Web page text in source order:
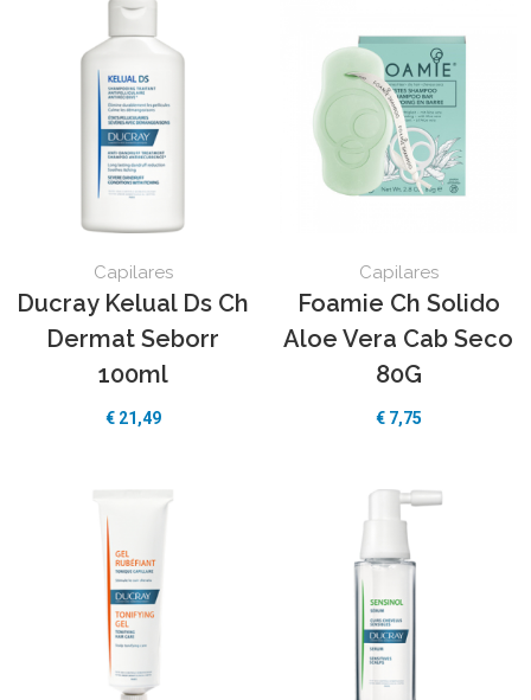
Capilares
Ducray Kelual Ds Ch
Dermat Seborr
100ml
€ 21,49
Capilares
Foamie Ch Solido
Aloe Vera Cab Seco
80G
€ 7,75